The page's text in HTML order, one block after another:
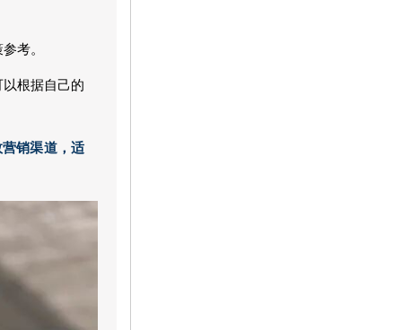
考。
根据自己的
销渠道，适